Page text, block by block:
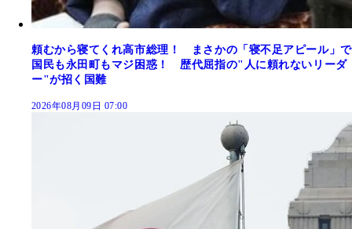
頼むから寝てくれ高市総理！ まさかの「寝不足アピール」で
国民も永田町もマジ困惑！ 歴代屈指の"人に頼れないリーダ
ー"が招く国難
2026年08月09日 07:00